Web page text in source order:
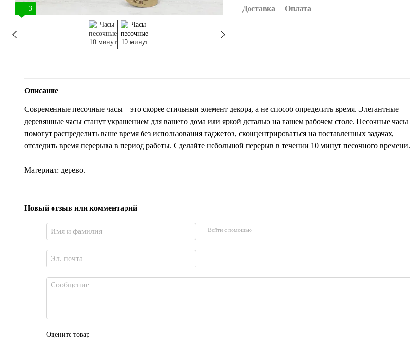
3 Доставка Оплата
Описание
Современные песочные часы – это скорее стильный элемент декора, а не способ определить время. Элегантные
деревянные часы станут украшением для вашего дома или яркой деталью на вашем рабочем столе. Песочные часы
помогут распределить ваше время без использования гаджетов, сконцентрироваться на поставленных задачах,
отследить время перерыва в период работы. Сделайте небольшой перерыв в течении 10 минут песочного времени.
Материал: дерево.
Новый отзыв или комментарий
Войти с помощью
Оцените товар